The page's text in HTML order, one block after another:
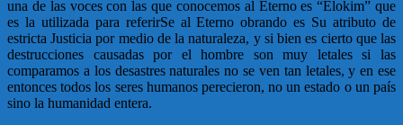
una de las voces con las que conocemos al Eterno es “Elokim” que
es la utilizada para referirSe al Eterno obrando es Su atributo de
estricta Justicia por medio de la naturaleza, y si bien es cierto que las
destrucciones causadas por el hombre son muy letales si las
comparamos a los desastres naturales no se ven tan letales, y en ese
entonces todos los seres humanos perecieron, no un estado o un país
sino la humanidad entera.